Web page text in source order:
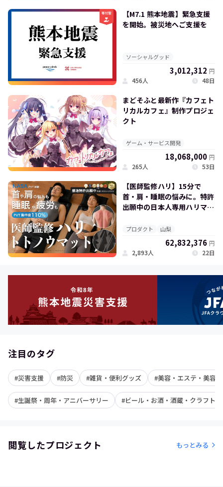
【M7.1 熊本地震】緊急支援
を開始。被災地へご支援を
ソーシャルグッド
3,012,312 円
456人
48日
まどそふと最新作『カフェト
リカルカフェ』制作プロジェ
クト
ゲーム・サービス開発
18,068,000 円
265人
53日
【医師監修ハリ】15分で
首・肩・睡眠の悩みに。特許
出願中の日本人専用ハリマッ
プロダクト 山梨
62,832,376 円
2,893人
22日
注目のタグ
#災害支援 #防災 #雑貨・便利グッズ #美容・エステ・美容
#生誕祭・周年・アニバーサリー #ビール・お酒・酒蔵・クラフト
閲覧したプロジェクト もっとみる